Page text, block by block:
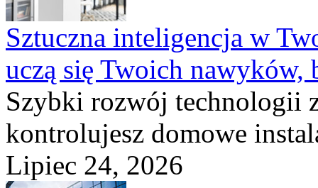
Sztuczna inteligencja w
uczą się Twoich nawyków,
Szybki rozwój technologii
kontrolujesz domowe
Lipiec 24, 2026